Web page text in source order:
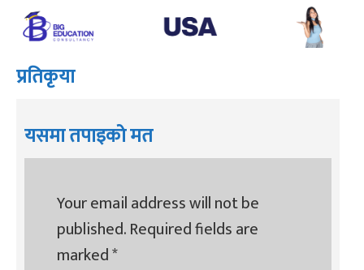
प्रतिकृया
यसमा तपाइको मत
Your email address will not be
published.Required fields are
marked*